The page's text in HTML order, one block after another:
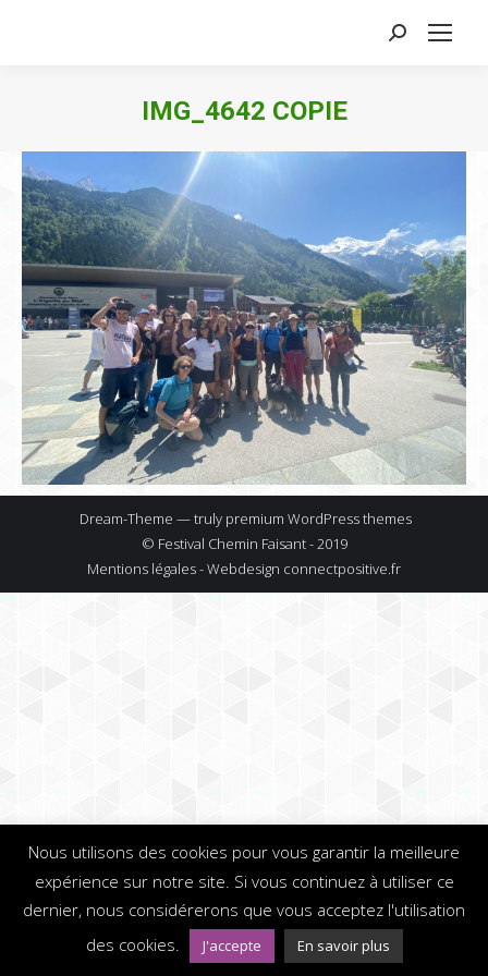
Search:
IMG_4642 COPIE
Dream-Theme — truly premium WordPress themes
© Festival Chemin Faisant - 2019
Mentions légales - Webdesign connectpositive.fr
Nous utilisons des cookies pour vous garantir la meilleure
expérience sur notre site. Si vous continuez à utiliser ce
dernier, nous considérerons que vous acceptez l'utilisation
des cookies.
J'accepte En savoir plus